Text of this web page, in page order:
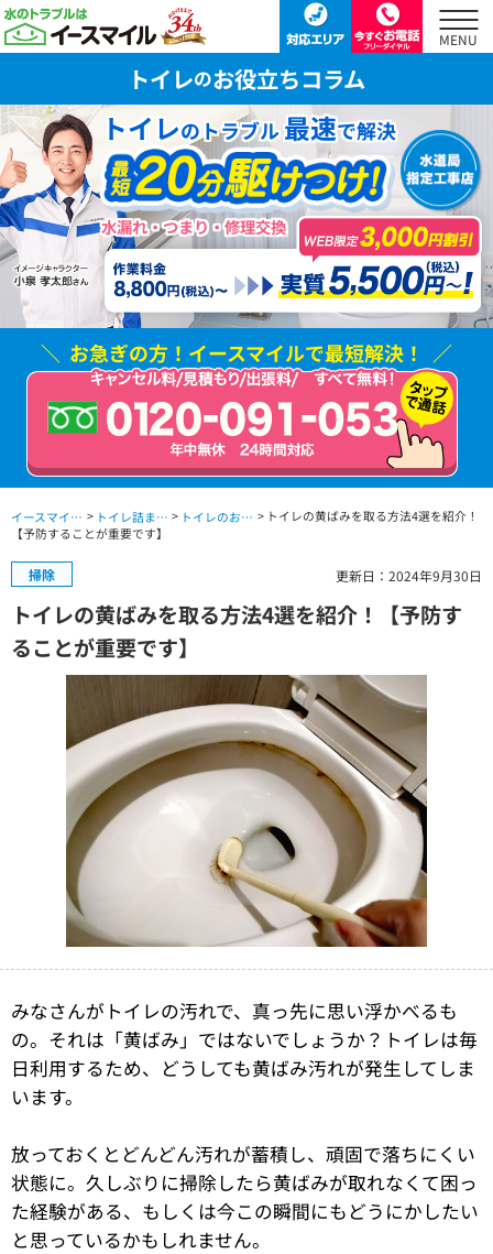
トイレのお役立ちコラム
トイレのトラブル最速で解決
水漏れ・つまり・修理交換
お急ぎの方！ イースマイルで最短解決！
イースマイル公式サイト TOP > トイレ詰まり・水漏れ・交換修理 TOP > トイレのお役立ちコラム > トイレの黄ばみを取る方法4選を紹介！
【予防することが重要です】
掃除 更新日：2024年9月30日
トイレの黄ばみを取る方法4選を紹介！【予防す
ることが重要です】
みなさんがトイレの汚れで、真っ先に思い浮かべるも
の。それは「黄ばみ」ではないでしょうか？トイレは毎
日利用するため、どうしても黄ばみ汚れが発生してしま
います。
放っておくとどんどん汚れが蓄積し、頑固で落ちにくい
状態に。久しぶりに掃除したら黄ばみが取れなくて困っ
た経験がある、もしくは今この瞬間にもどうにかしたい
と思っているかもしれません。